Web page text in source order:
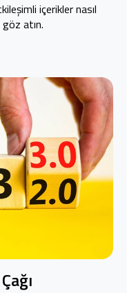
içerikler nasıl
atın.